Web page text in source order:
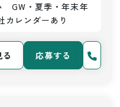
　GW・夏季・年末年
レンダーあり
応募する